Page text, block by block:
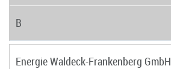
B
Energie Waldeck-Frankenberg GmbH